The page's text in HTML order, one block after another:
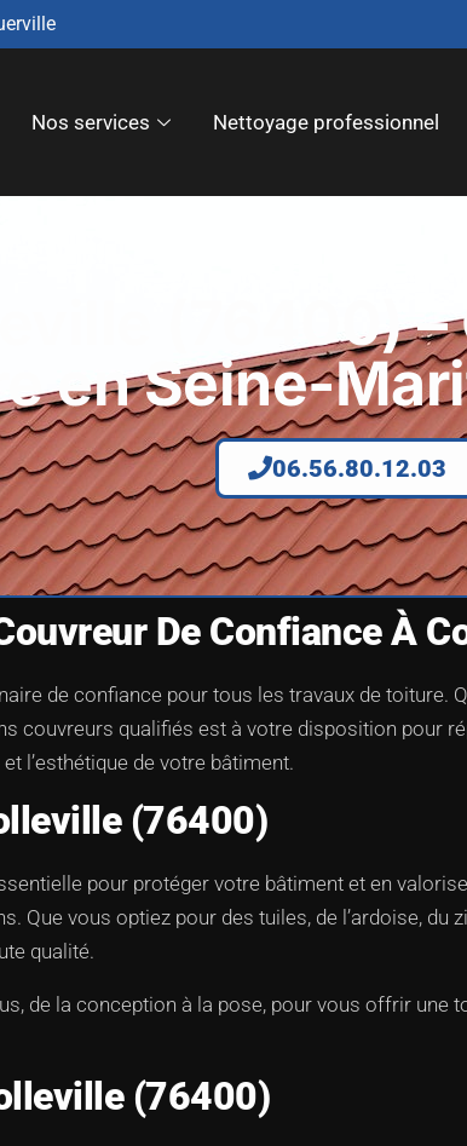
Nos services Nettoyage professionnel
(76400)
en Seine-
06.56.80.12.03
De Confiance À
de confiance pour tous les travaux de toiture.
couvreurs qualifiés est à votre disposition
l’esthétique de votre bâtiment.
(76400)
pour protéger votre bâtiment et en
Que vous optiez pour des tuiles, de l’ardoise,
qualité.
de la conception à la pose, pour vous offrir
(76400)